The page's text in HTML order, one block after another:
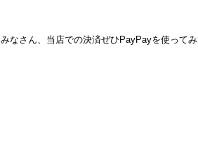
みなさん、当店での決済ぜひPayPayを使ってみ